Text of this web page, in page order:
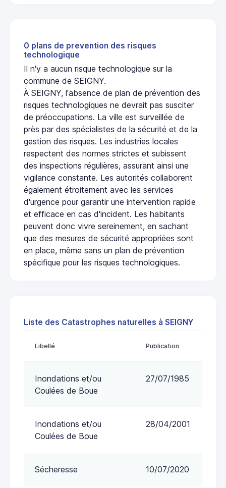
0 plans de prevention des risques
technologique
Il n'y a aucun risque technologique sur la
commune de SEIGNY.
À SEIGNY, l'absence de plan de prévention des
risques technologiques ne devrait pas susciter
de préoccupations. La ville est surveillée de
près par des spécialistes de la sécurité et de la
gestion des risques. Les industries locales
respectent des normes strictes et subissent
des inspections régulières, assurant ainsi une
vigilance constante. Les autorités collaborent
également étroitement avec les services
d'urgence pour garantir une intervention rapide
et efficace en cas d'incident. Les habitants
peuvent donc vivre sereinement, en sachant
que des mesures de sécurité appropriées sont
en place, même sans un plan de prévention
spécifique pour les risques technologiques.
Liste des Catastrophes naturelles à SEIGNY
Libellé Publication
Inondations et/ou
Coulées de Boue
27/07/1985
Inondations et/ou
Coulées de Boue
28/04/2001
Sécheresse 10/07/2020